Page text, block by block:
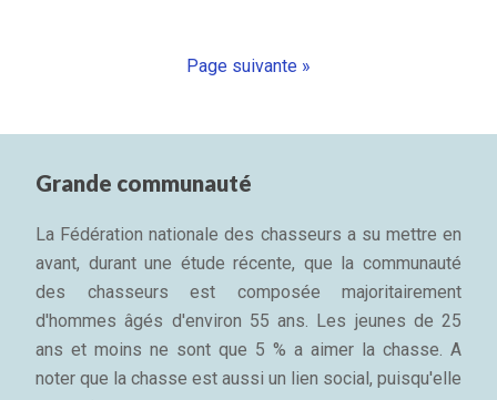
Page suivante »
Grande communauté
La Fédération nationale des chasseurs a su mettre en
avant, durant une étude récente, que la communauté
des chasseurs est composée majoritairement
d'hommes âgés d'environ 55 ans. Les jeunes de 25
ans et moins ne sont que 5 % a aimer la chasse. A
noter que la chasse est aussi un lien social, puisqu'elle